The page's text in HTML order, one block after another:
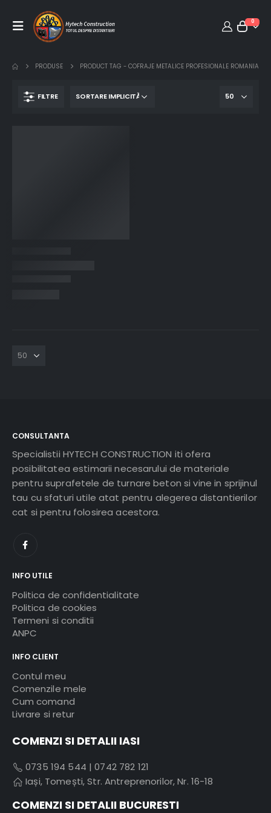
0
PRODUSE PRODUCT TAG - COFRAJE METALICE PROFESIONALE ROMANIA
FILTRE
CONSULTANTA
Specialistii HYTECH CONSTRUCTION iti ofera
posibilitatea estimarii necesarului de materiale
pentru suprafetele de turnare beton si vine in sprijinul
tau cu sfaturi utile atat pentru alegerea distantierilor
cat si pentru folosirea acestora.
INFO UTILE
Politica de confidentialitate
Politica de cookies
Termeni si conditii
ANPC
INFO CLIENT
Contul meu
Comenzile mele
Cum comand
Livrare si retur
COMENZI SI DETALII IASI
0735 194 544 |0742 782 121
Iași, Tomești, Str. Antreprenorilor, Nr. 16-18
COMENZI SI DETALII BUCURESTI